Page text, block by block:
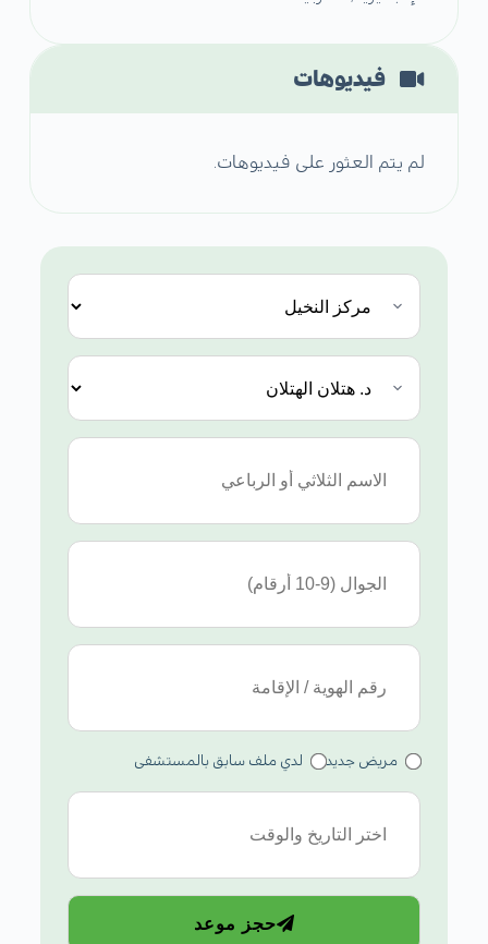
فيديوهات
لم يتم العثور على فيديوهات.
مريض جديد لدي ملف سابق بالمستشفى
حجز موعد